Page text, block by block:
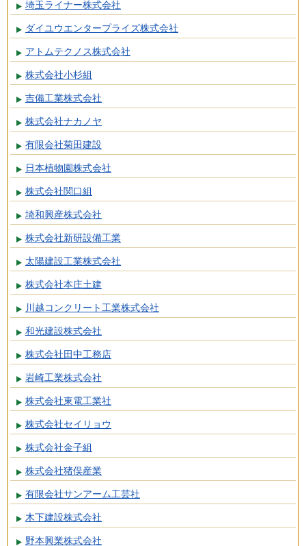
埼玉ライナー株式会社
ダイユウエンタープライズ株式会社
アトムテクノス株式会社
株式会社小杉組
吉備工業株式会社
株式会社ナカノヤ
有限会社菊田建設
日本植物園株式会社
株式会社関口組
埼和興産株式会社
株式会社新研設備工業
太陽建設工業株式会社
株式会社本庄土建
川越コンクリート工業株式会社
和光建設株式会社
株式会社田中工務店
岩崎工業株式会社
株式会社東電工業社
株式会社セイリョウ
株式会社金子組
株式会社猪俣産業
有限会社サンアーム工芸社
木下建設株式会社
野本興業株式会社